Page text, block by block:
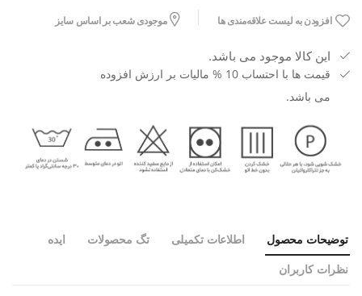
افزودن به لیست علاقه‌مندی ها موجودی شعب بر اساس سایز
این کالا موجود می باشد.
قیمت ها با احتساب 10 % مالیات بر ارزش افزوده
می باشد.
توضیحات محصول اطلاعات تکمیلی تگ محصولات ایده
نظرات کاربران